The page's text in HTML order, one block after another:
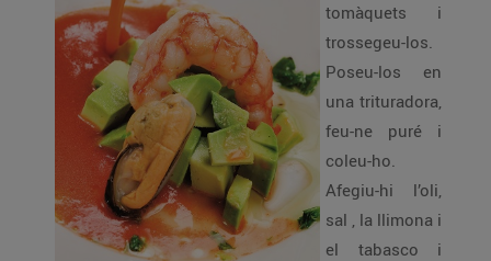
tomàquets i
trossegeu-los.
Poseu-los en
una trituradora,
feu-ne puré i
coleu-ho.
Afegiu-hi l’oli,
sal , la llimona i
el tabasco i